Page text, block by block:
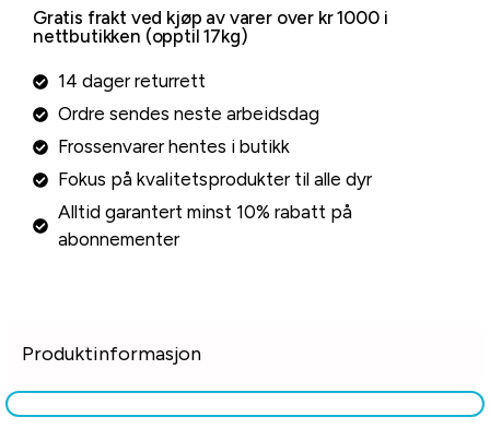
Gratis frakt ved kjøp av varer over kr 1000 i
nettbutikken (opptil 17kg)
14 dager returrett
Ordre sendes neste arbeidsdag
Frossenvarer hentes i butikk
Fokus på kvalitetsprodukter til alle dyr
Alltid garantert minst 10% rabatt på
abonnementer
Produktinformasjon